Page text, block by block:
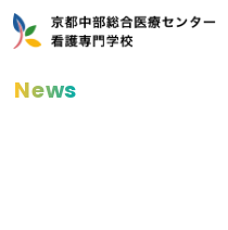
News